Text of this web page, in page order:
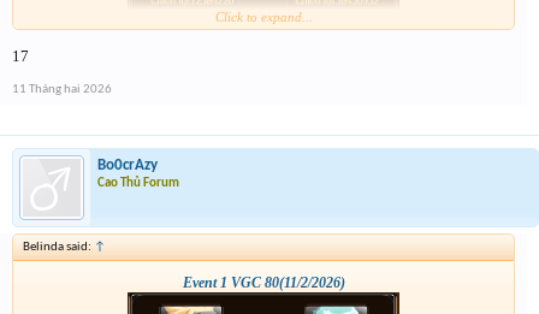
Click to expand...
17
11 Tháng hai 2026
Bo0crAzy
Cao Thủ Forum
Belinda said: ↑
Event 1 VGC 80(11/2/2026)